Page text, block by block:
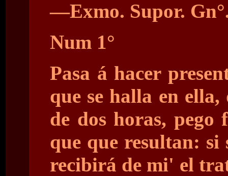
—Exmo. Supor.
Num 1°
Pasa á hacer
que se halla en
de dos horas, pego
que que resultan: si
recibirá de mi' el